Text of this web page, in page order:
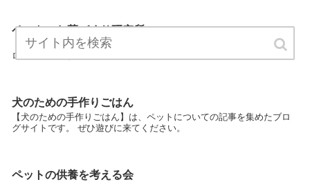
ペットのお墓づくり研究所
【ペットのお墓づくり研究所】は、ペットについての記事を集めたブ
ログサイトです。 ぜひ遊びに来てください。
犬のための手作りごはん
【犬のための手作りごはん】は、ペットについての記事を集めたブロ
グサイトです。 ぜひ遊びに来てください。
ペットの供養を考える会